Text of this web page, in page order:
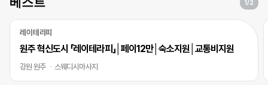
1/2
레이테라피
원주 혁신도시 「레이테라피」│페이12만│숙소지원│교통비지원
강원 원주 스웨디시마사지